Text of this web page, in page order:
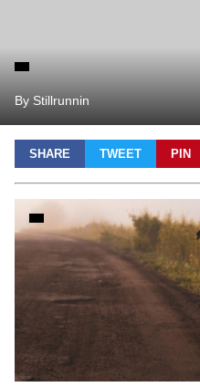
By Stillrunnin
SHARE TWEET PIN